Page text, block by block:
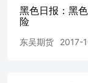
黑色日报：黑
险
东吴期货 2017-